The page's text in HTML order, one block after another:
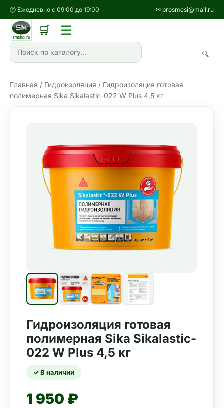
🕐 Ежедневно с 09:00 до 19:00 ✉ prosmesi@mail.ru
🔍
🛒 ☰
Главная / Гидроизоляция / Гидроизоляция готовая
полимерная Sika Sikalastic-022 W Plus 4,5 кг
Гидроизоляция готовая
полимерная Sika Sikalastic-
022 W Plus 4,5 кг
✓ В наличии
1 950 ₽